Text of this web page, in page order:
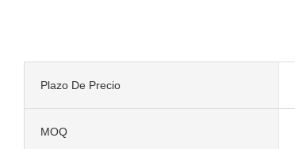
Plazo De Precio
MOQ